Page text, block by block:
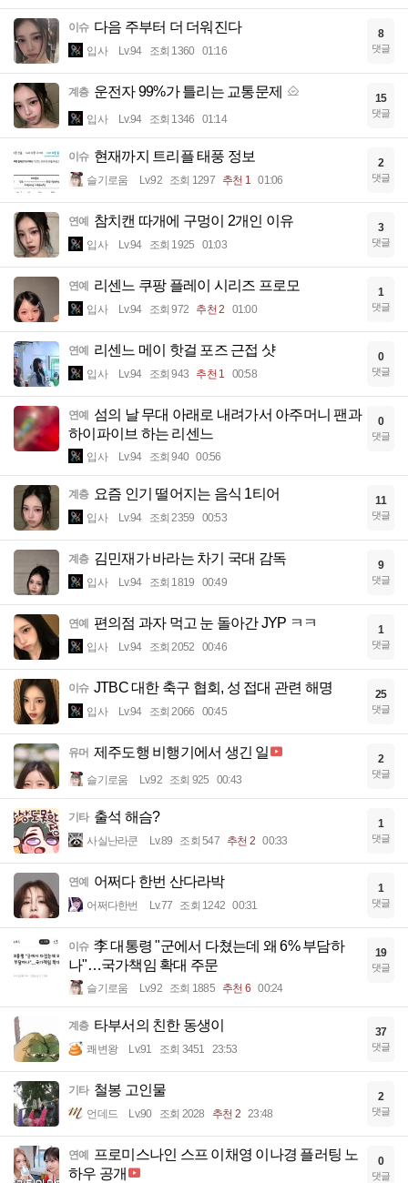
이슈 다음 주부터 더 더워진다
입사 Lv.94 조회 1360 01:16
8
댓글
계층 운전자 99%가 틀리는 교통문제
입사 Lv.94 조회 1346 01:14
15
댓글
이슈 현재까지 트리플 태풍 정보
슬기로움 Lv.92 조회 1297 추천 1 01:06
2
댓글
연예 참치캔 따개에 구멍이 2개인 이유
입사 Lv.94 조회 1925 01:03
3
댓글
연예 리센느 쿠팡 플레이 시리즈 프로모
입사 Lv.94 조회 972 추천 2 01:00
1
댓글
연예 리센느 메이 핫걸 포즈 근접 샷
입사 Lv.94 조회 943 추천 1 00:58
0
댓글
연예
섬의 날 무대 아래로 내려가서 아주머니 팬과
하이파이브 하는 리센느
입사 Lv.94 조회 940 00:56
0
댓글
계층 요즘 인기 떨어지는 음식 1티어
입사 Lv.94 조회 2359 00:53
11
댓글
계층 김민재가 바라는 차기 국대 감독
입사 Lv.94 조회 1819 00:49
9
댓글
연예 편의점 과자 먹고 눈 돌아간 JYP ㅋㅋ
입사 Lv.94 조회 2052 00:46
1
댓글
이슈 JTBC 대한 축구 협회, 성 접대 관련 해명
입사 Lv.94 조회 2066 00:45
25
댓글
유머 제주도행 비행기에서 생긴 일
슬기로움 Lv.92 조회 925 00:43
2
댓글
기타 출석 해슴?
사실난라쿤 Lv.89 조회 547 추천 2 00:33
1
댓글
연예 어쩌다 한번 산다라박
어쩌다한번 Lv.77 조회 1242 00:31
1
댓글
이슈 李 대통령 "군에서 다쳤는데 왜 6% 부담하
나"…국가책임 확대 주문
슬기로움 Lv.92 조회 1885 추천 6 00:24
19
댓글
계층 타부서의 친한 동생이
쾌변왕 Lv.91 조회 3451 23:53
37
댓글
기타 철봉 고인물
언데드 Lv.90 조회 2028 추천 2 23:48
2
댓글
연예
프로미스나인 스프 이채영 이나경 플러팅 노
하우 공개
0
댓글